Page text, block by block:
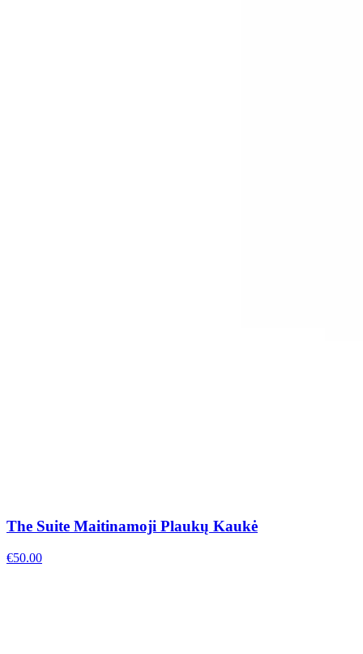
The Suite Maitinamoji Plaukų Kaukė
€50.00